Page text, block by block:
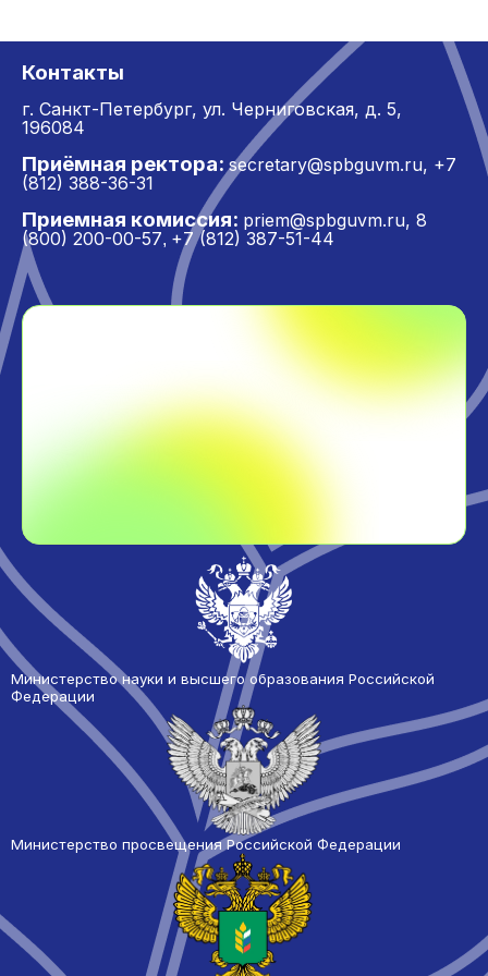
Контакты
г. Санкт-Петербург, ул. Черниговская, д. 5,
196084
Приёмная ректора: secretary@spbguvm.ru, +7
(812) 388-36-31
Приемная комиссия: priem@spbguvm.ru, 8
(800) 200-00-57, +7 (812) 387-51-44
Министерство науки и высшего образования Российской
Федерации
Министерство просвещения Российской Федерации